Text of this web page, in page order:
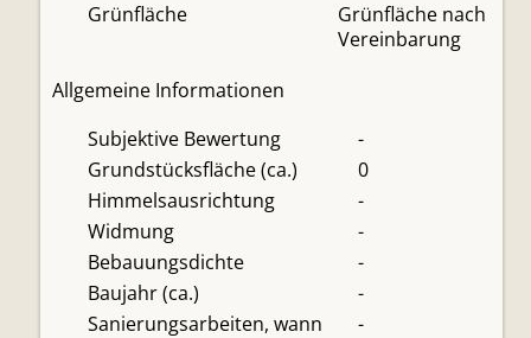
Grünfläche
Grünfläche nach
Vereinbarung
Allgemeine Informationen
Subjektive Bewertung
-
Grundstücksfläche (ca.)
0
Himmelsausrichtung
-
Widmung
-
Bebauungsdichte
-
Baujahr (ca.)
-
Sanierungsarbeiten, wann
-